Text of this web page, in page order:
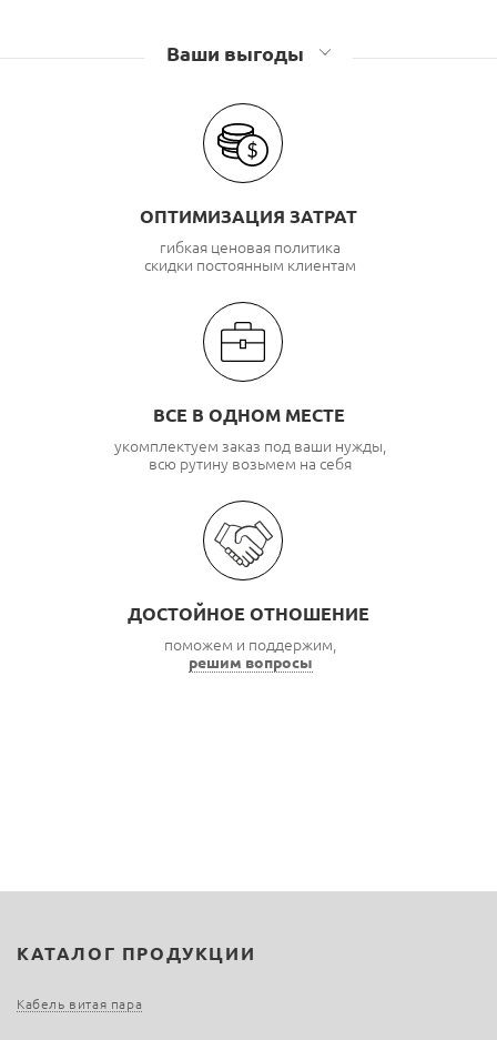
Ваши выгоды
ОПТИМИЗАЦИЯ ЗАТРАТ
гибкая ценовая политика
скидки постоянным клиентам
ВСЕ В ОДНОМ МЕСТЕ
укомплектуем заказ под ваши нужды,
всю рутину возьмем на себя
ДОСТОЙНОЕ ОТНОШЕНИЕ
поможем и поддержим,
решим вопросы
КАТАЛОГ ПРОДУКЦИИ
Кабель витая пара